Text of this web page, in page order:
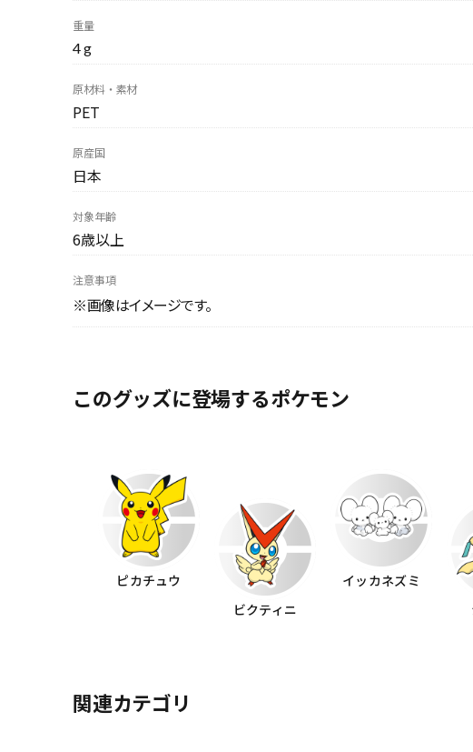
重量
4 g
原材料・素材
PET
原産国
日本
対象年齢
6歳以上
注意事項
※画像はイメージです。
このグッズに登場するポケモン
ピカチュウ
ビクティニ
イッカネズミ
関連カテゴリ